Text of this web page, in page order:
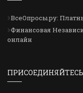
ВсеОпросы.ру:
Финансовая
онлайн